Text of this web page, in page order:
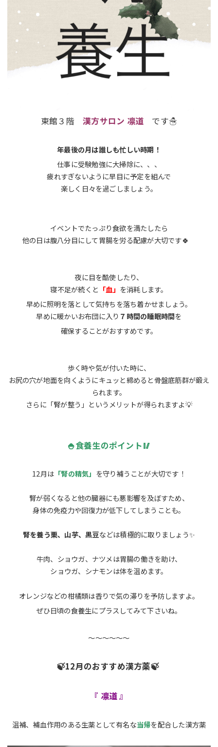
東館３階漢方サロン 凛道 です☃
年最後の月は誰しも忙しい時期！
仕事に受験勉強に大掃除に、、、
疲れすぎないように早目に予定を組んで
楽しく日々を過ごしましょう。
イベントでたっぷり食欲を満たしたら
他の日は腹八分目にして胃腸を労る配慮が大切です🍀
夜に目を酷使したり、
寝不足が続くと 「血」 を消耗します。
早めに照明を落として気持ちを落ち着かせましょう。
早めに暖かいお布団に入り ７時間の睡眠時間を
確保することがおすすめです。
歩く時や気が付いた時に、
お尻の穴が地面を向くようにキュッと締めると骨盤底筋群が鍛え
られます。
さらに「腎が整う」というメリットが得られますよ💡
🍚食養生のポイント🥢
12月は 「腎の精気」 を守り補うことが大切です！
腎が弱くなると他の臓器にも悪影響を及ぼすため、
身体の免疫力や回復力が低下してしまうことも。
腎を養う栗、山芋、黒豆などは積極的に取りましょう✨
牛肉、ショウガ、ナツメは胃腸の働きを助け、
ショウガ、シナモンは体を温めます。
オレンジなどの柑橘類は香りで気の滞りを予防しますよ。
ぜひ日頃の食養生にプラスしてみて下さいね。
～～～～～～
🍃12月のおすすめ漢方薬🍃
『 凛道 』
温補、補血作用のある生薬として有名な当帰を配合した漢方薬